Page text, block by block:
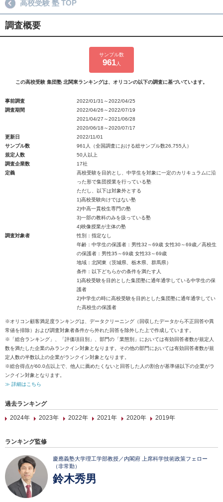
高校受験 塾 TOP
調査概要
サンプル数
961人
この高校受験 集団塾 北関東ランキングは、オリコンの以下の調査に基づいています。
事前調査
2022/01/31～2022/04/25
調査期間
2022/04/26～2022/07/19
2021/04/27～2021/06/28
2020/06/18～2020/07/17
更新日
2022/11/01
サンプル数
961人（全国調査における総サンプル数26,755人）
規定人数
50人以上
調査企業数
17社
定義
高校受験を目的とし、中学生を対象に一定のカリキュラムに沿
った形で集団授業を行っている塾
ただし、以下は対象外とする
1)高校受験向けではない塾
2)中高一貫校生専門の塾
3)一部の教科のみを扱っている塾
4)映像授業が主体の塾
調査対象者
性別：指定なし
年齢：中学生の保護者：男性32～69歳 女性30～69歳／高校生
の保護者：男性35～69歳 女性33～69歳
地域：北関東（茨城県、栃木県、群馬県）
条件：以下どちらかの条件を満たす人
1)高校受験を目的とした集団塾に通年通学している中学生の保
護者
2)中学生の時に高校受験を目的とした集団塾に通年通学してい
た高校生の保護者
※オリコン顧客満足度ランキングは、データクリーニング（回収したデータから不正回答や異
常値を排除）および調査対象者条件から外れた回答を除外した上で作成しています。
※「総合ランキング」、「評価項目別」、部門の「業態別」においては有効回答者数が規定人
数を満たした企業のみランクイン対象となります。その他の部門においては有効回答者数が規
定人数の半数以上の企業がランクイン対象となります。
※総合得点が60.0点以上で、他人に薦めたくないと回答した人の割合が基準値以下の企業がラ
ンクイン対象となります。
≫ 詳細はこちら
過去ランキング
2024年
2023年 2022年 2021年 2020年 2019年
ランキング監修
慶應義塾大学理工学部教授／内閣府 上席科学技術政策フェロー
（非常勤）
鈴木秀男